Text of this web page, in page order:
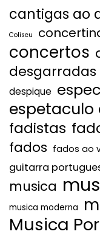
cantigas ao
Coliseu
concertos
desgarradas
despique
espetaculo
fadistas
fados fados ao
guitarra
musica
musica moderna
Musica